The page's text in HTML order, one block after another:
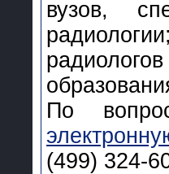
вузов,
По
(499) 324-